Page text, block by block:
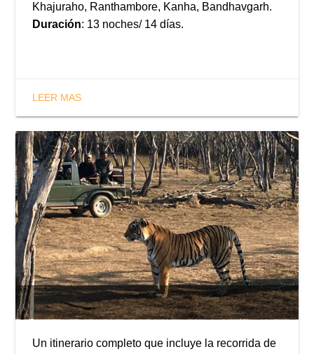
Khajuraho, Ranthambore, Kanha, Bandhavgarh.
Duración: 13 noches/ 14 días.
LEER MAS
Un itinerario completo que incluye la recorrida de